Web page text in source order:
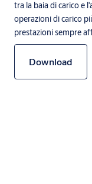
tra la baia di carico e
operazioni di carico
prestazioni sempre
Download